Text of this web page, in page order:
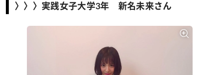
〉〉〉実践女子大学3年 新名未来さん